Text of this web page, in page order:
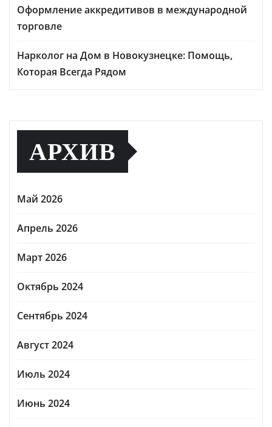
Оформление аккредитивов в международной
торговле
Нарколог на Дом в Новокузнецке: Помощь,
Которая Всегда Рядом
АРХИВ
Май 2026
Апрель 2026
Март 2026
Октябрь 2024
Сентябрь 2024
Август 2024
Июль 2024
Июнь 2024